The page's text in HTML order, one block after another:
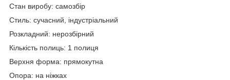
Стан виробу: самозбір
Стиль: сучасний, індустріальний
Розкладний: нерозбірний
Кількість полиць: 1 полиця
Верхня форма: прямокутна
Опора: на ніжках